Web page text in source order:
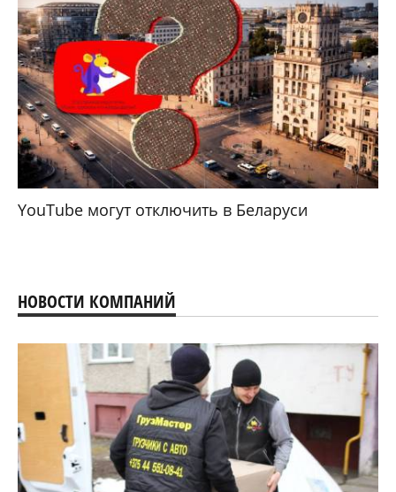
YouTube могут отключить в Беларуси
НОВОСТИ КОМПАНИЙ